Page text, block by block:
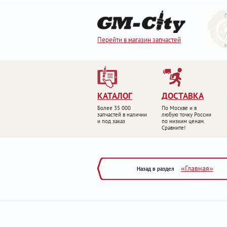
Перейти в магазин запчастей
КАТАЛОГ
Более 35 000
запчастей в наличии
и под заказ
ДОСТАВКА
По Москве и в
любую точку России
по низким ценам.
Сравните!
Назад в раздел «Главная»